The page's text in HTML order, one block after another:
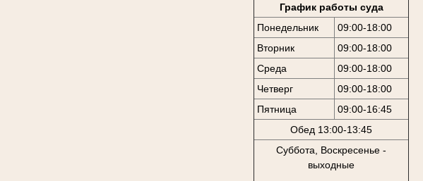
График работы суда
Понедельник
09:00-18:00
Вторник
09:00-18:00
Среда
09:00-18:00
Четверг
09:00-18:00
Пятница
09:00-16:45
Обед 13:00-13:45
Суббота, Воскресенье -
выходные